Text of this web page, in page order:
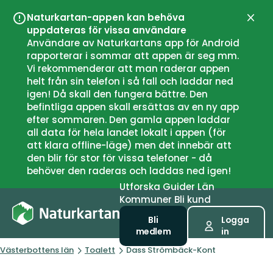
Naturkartan-appen kan behöva
uppdateras för vissa användare
Användare av Naturkartans app för Android
rapporterar i sommar att appen är seg mm.
Vi rekommenderar att man raderar appen
helt från sin telefon i så fall och laddar ned
igen! Då skall den fungera bättre. Den
befintliga appen skall ersättas av en ny app
efter sommaren. Den gamla appen laddar
all data för hela landet lokalt i appen (för
att klara offline-läge) men det innebär att
den blir för stor för vissa telefoner - då
behöver den raderas och laddas ned igen!
UtforskaGuiderLän
Kommuner Bli kund
Bli
medlem
Logga
in
Västerbottens län Toalett Dass Strömbäck-Kont